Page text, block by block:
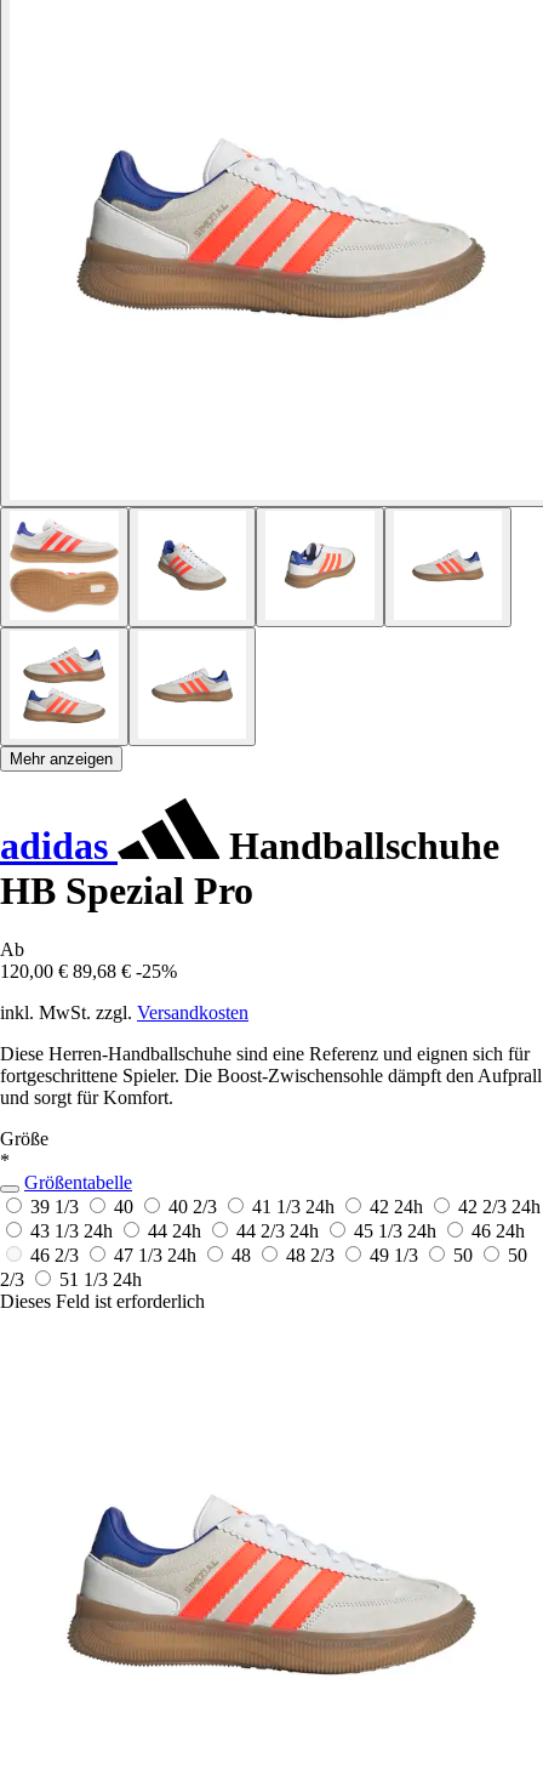
Mehr anzeigen
adidas
Handballschuhe
HB Spezial Pro
Ab
120,00 € 89,68 € -25%
inkl. MwSt. zzgl. Versandkosten
Diese Herren-Handballschuhe sind eine Referenz und eignen sich für
fortgeschrittene Spieler. Die Boost-Zwischensohle dämpft den Aufprall
und sorgt für Komfort.
Größe
*
Größentabelle
39 1/3
40 40 2/3 41 1/3 24h 42 24h 42 2/3 24h
43 1/3 24h 44 24h 44 2/3 24h 45 1/3 24h 46 24h
46 2/3
47 1/3 24h 48 48 2/3 49 1/3 50
50
2/3
51 1/3 24h
Dieses Feld ist erforderlich